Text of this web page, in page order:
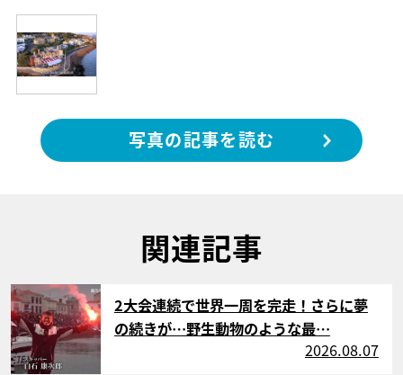
写真の記事を読む
関連記事
サムネイル
2大会連続で世界一周を完走！さらに夢
の続きが…野生動物のような最…
2026.08.07